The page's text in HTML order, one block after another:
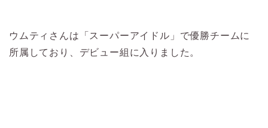
ウムティさんは「スーパーアイドル」で優勝チームに
所属しており、デビュー組に入りました。